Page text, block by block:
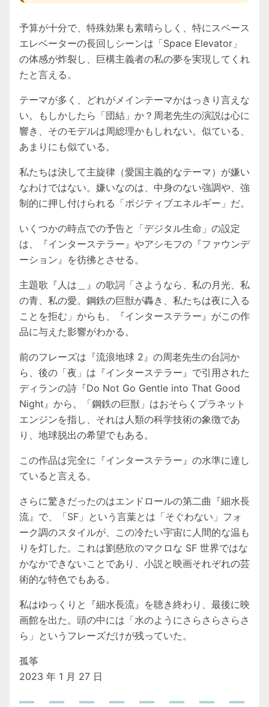
予算が十分で、特殊効果も素晴らしく、特にスペース
エレベーターの長回しシーンは「Space Elevator」
の体感が炸裂し、巨構主義者の私の夢を実現してくれ
たと言える。
テーマが多く、どれがメインテーマかはっきり言えな
い。もしかしたら「団結」か？周老先生の演説は心に
響き、そのモデルは周総理かもしれない。似ている、
あまりにも似ている。
私たちは決して主旋律（愛国主義的なテーマ）が嫌い
なわけではない。嫌いなのは、中身のない強調や、強
制的に押し付けられる「ポジティブエネルギー」だ。
いくつかの時点での予告と「デジタル生命」の設定
は、『インターステラー』やアシモフの『ファウンデ
ーション』を彷彿とさせる。
主題歌『人は＿』の歌詞「さようなら、私の月光、私
の青、私の愛。鋼鉄の巨獣が轟き、私たちは夜に入る
ことを拒む」からも、『インターステラー』がこの作
品に与えた影響がわかる。
前のフレーズは『流浪地球 2』の周老先生の台詞か
ら、後の「夜」は『インターステラー』で引用された
ディランの詩『Do Not Go Gentle into That Good
Night』から。「鋼鉄の巨獣」はおそらくプラネット
エンジンを指し、それは人類の科学技術の象徴であ
り、地球脱出の希望でもある。
この作品は完全に『インターステラー』の水準に達し
ていると言える。
さらに驚きだったのはエンドロールの第二曲『細水長
流』で、「SF」という言葉とは「そぐわない」フォ
ーク調のスタイルが、この冷たい宇宙に人間的な温も
りを灯した。これは劉慈欣のマクロな SF 世界ではな
かなかできないことであり、小説と映画それぞれの芸
術的な特色でもある。
私はゆっくりと『細水長流』を聴き終わり、最後に映
画館を出た。頭の中には「水のようにさらさらさらさ
ら」というフレーズだけが残っていた。
孤筝
2023 年 1 月 27 日